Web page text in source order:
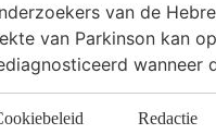
van de
van Parkinson kan
wanneer
Redactie